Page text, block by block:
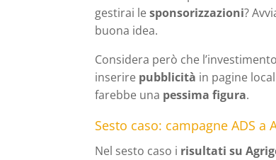
gestirai lesponsorizzazioni?
buona idea.
Considera però che
inserire pubblicità in pagine
farebbe una pessima figura.
Sesto caso: campagne ADS
Nel sesto caso i risultati su